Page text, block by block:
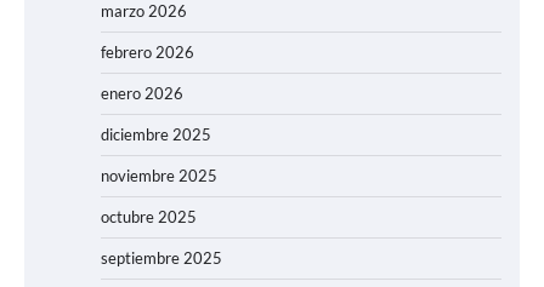
marzo 2026
febrero 2026
enero 2026
diciembre 2025
noviembre 2025
octubre 2025
septiembre 2025